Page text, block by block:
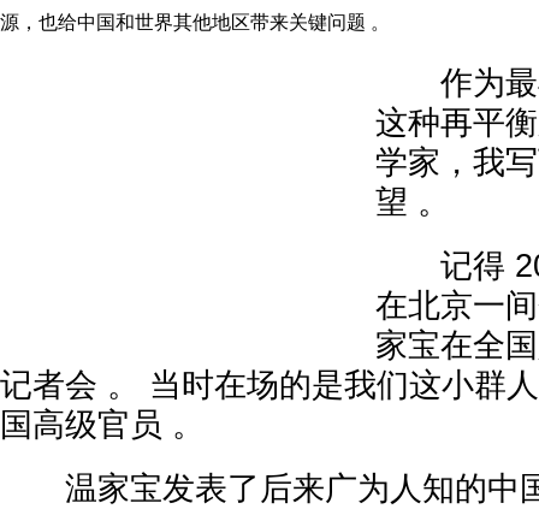
源，也给中国和世界其他地区带来关键问题 。
作为最
这种再平
学家，我
望 。
记得
在北京一
家宝在全
记者会 。 当时在场的是我们这小群
国高级官员 。
温家宝发表了后来广为人知的中